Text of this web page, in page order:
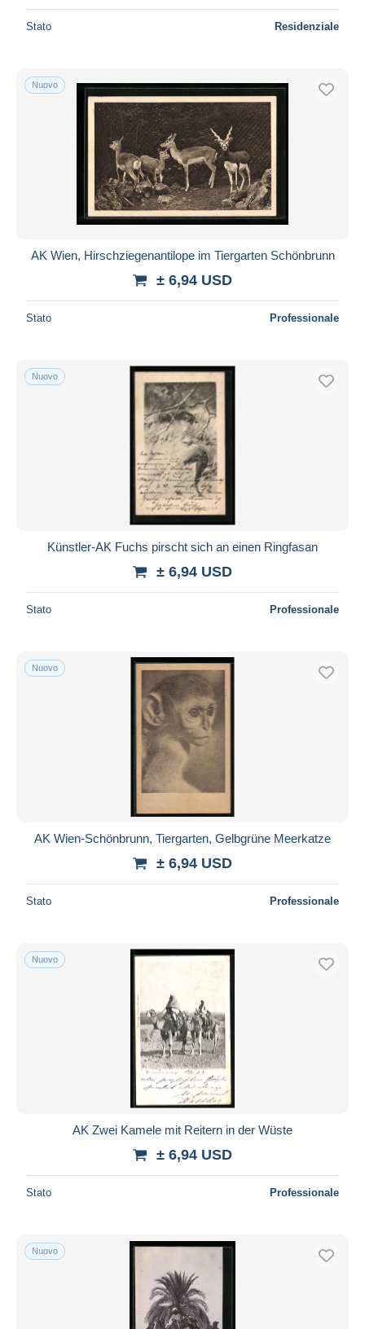
Stato Residenziale
Nuovo
AK Wien, Hirschziegenantilope im Tiergarten Schönbrunn
± 6,94 USD
Stato Professionale
Nuovo
Künstler-AK Fuchs pirscht sich an einen Ringfasan
± 6,94 USD
Stato Professionale
Nuovo
AK Wien-Schönbrunn, Tiergarten, Gelbgrüne Meerkatze
± 6,94 USD
Stato Professionale
Nuovo
AK Zwei Kamele mit Reitern in der Wüste
± 6,94 USD
Stato Professionale
Nuovo